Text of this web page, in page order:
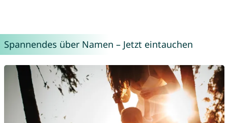
Spannendes über Namen – Jetzt eintauchen